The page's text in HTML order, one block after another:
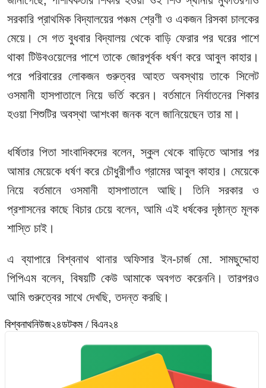
সরকারি প্রাথমিক বিদ্যালয়ের পঞ্চম শ্রেণী ও একজন রিসকা চালকের
মেয়ে। সে গত বুধবার বিদ্যালয় থেকে বাড়ি ফেরার পর ঘরের পাশে
থাকা টিউবওয়েলের পাশে তাকে জোরপূর্বক ধর্ষণ করে আবুল কাহার।
পরে পরিবারের লোকজন গুরুত্বর আহত অবস্থায় তাকে সিলেট
ওসমানী হাসপাতালে নিয়ে ভর্তি করেন। বর্তমানে নির্যাতনের শিকার
হওয়া শিশুটির অবস্থা আশংকা জনক বলে জানিয়েছেন তার মা।
ধর্ষিতার পিতা সাংবাদিকদের বলেন, স্কুল থেকে বাড়িতে আসার পর
আমার মেয়েকে ধর্ষণ করে চৌধুরীগাঁও গ্রামের আবুল কাহার। মেয়েকে
নিয়ে বর্তমানে ওসমানী হাসপাতালে আছি। তিনি সরকার ও
প্রশাসনের কাছে বিচার চেয়ে বলেন, আমি এই ধর্ষকের দৃষ্ঠান্ত মূলক
শাস্তি চাই।
এ ব্যাপারে বিশ্বনাথ থানার অফিসার ইন-চার্জ মো. সামছুদ্দোহা
পিপিএম বলেন, বিষয়টি কেউ আমাকে অবগত করেননি। তারপরও
আমি গুরুত্বের সাথে দেখছি, তদন্ত করছি।
বিশ্বনাথনিউজ২৪ডটকম / বিএন২৪